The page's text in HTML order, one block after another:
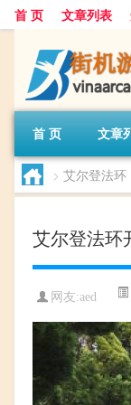
首 页 文章列表
首 页 文章
> 艾尔登法环
艾尔登法环
网友:aed